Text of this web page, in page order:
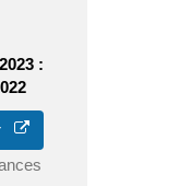
: